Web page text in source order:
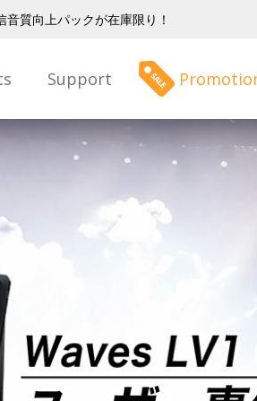
音質向上パックが在庫限り！
Support